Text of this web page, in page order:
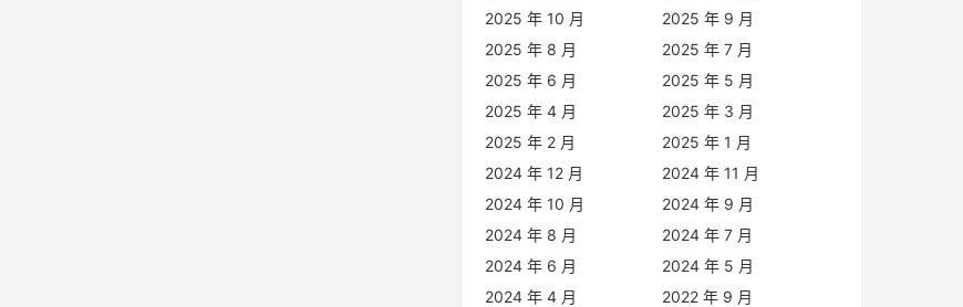
2025 年 10 月
2025 年 9 月
2025 年 8 月
2025 年 7 月
2025 年 6 月
2025 年 5 月
2025 年 4 月
2025 年 3 月
2025 年 2 月
2025 年 1 月
2024 年 12 月
2024 年 11 月
2024 年 10 月
2024 年 9 月
2024 年 8 月
2024 年 7 月
2024 年 6 月
2024 年 5 月
2024 年 4 月
2022 年 9 月